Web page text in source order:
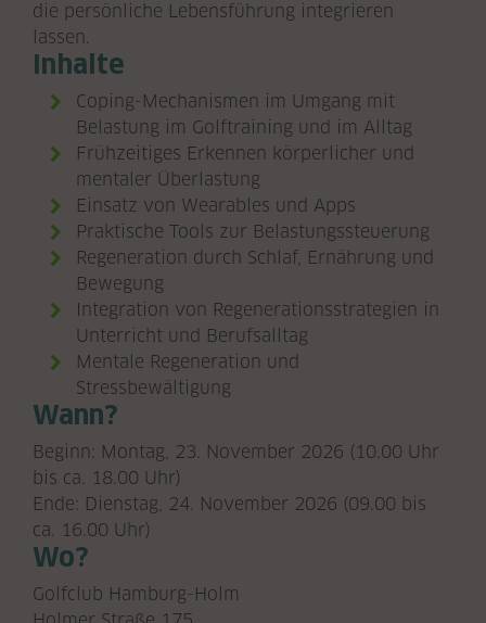
die persönliche Lebensführung integrieren
lassen.
Inhalte
Coping-Mechanismen im Umgang mit
Belastung im Golftraining und im Alltag
Frühzeitiges Erkennen körperlicher und
mentaler Überlastung
Einsatz von Wearables und Apps
Praktische Tools zur Belastungssteuerung
Regeneration durch Schlaf, Ernährung und
Bewegung
Integration von Regenerationsstrategien in
Unterricht und Berufsalltag
Mentale Regeneration und
Stressbewältigung
Wann?
Beginn: Montag, 23. November 2026 (10.00 Uhr
bis ca. 18.00 Uhr)
Ende: Dienstag, 24. November 2026 (09.00 bis
ca. 16.00 Uhr)
Wo?
Golfclub Hamburg-Holm